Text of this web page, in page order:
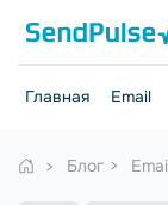
Главная Email
Блог